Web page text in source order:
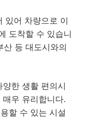
있어 차량으로 이
도착할 수 있습니
산 등 대도시와의
한 생활 편의시
우 유리합니다.
할 수 있는 시설